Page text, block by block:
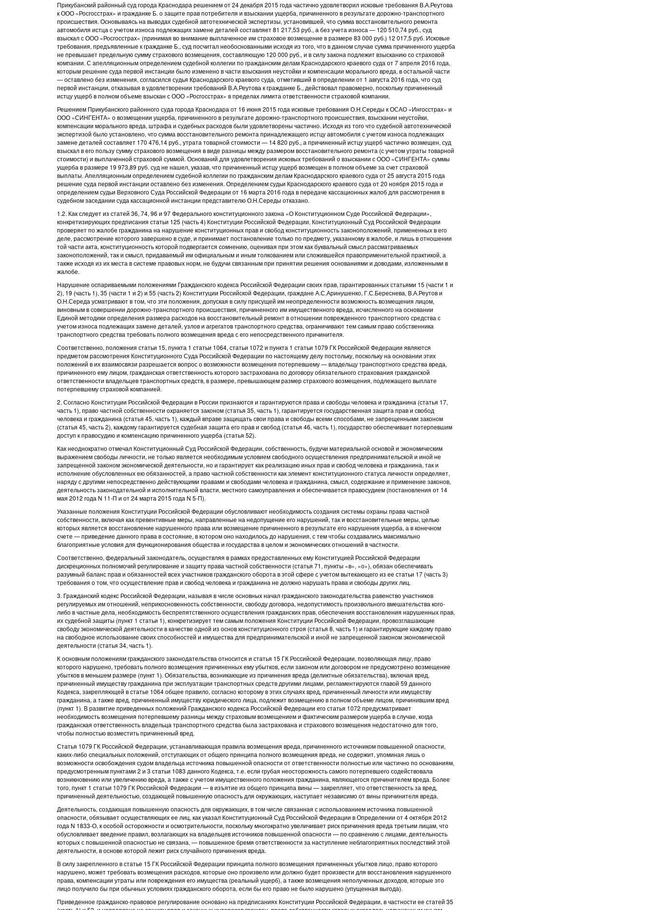
Прикубанский районный суд города Краснодара решением от 24 декабря 2015 года частично удовлетворил исковые требования В.А.Реутова
к ООО «Росгосстрах» и гражданке Б. о защите прав потребителя и взыскании ущерба, причиненного в результате дорожно-транспортного
происшествия. Основываясь на выводах судебной автотехнической экспертизы, установившей, что сумма восстановительного ремонта
автомобиля истца с учетом износа подлежащих замене деталей составляет 81 217,53 руб., а без учета износа — 120 510,74 руб., суд
взыскал с ООО «Росгосстрах» (принимая во внимание выплаченное им страховое возмещение в размере 83 000 руб.) 12 017,5 руб. Исковые
требования, предъявленные к гражданке Б., суд посчитал необоснованными исходя из того, что в данном случае сумма причиненного ущерба
не превышает предельную сумму страхового возмещения, составляющую 120 000 руб., и в силу закона подлежит взысканию со страховой
компании. С апелляционным определением судебной коллегии по гражданским делам Краснодарского краевого суда от 7 апреля 2016 года,
которым решение суда первой инстанции было изменено в части взыскания неустойки и компенсации морального вреда, в остальной части
— оставлено без изменения, согласился судья Краснодарского краевого суда, отметивший в определении от 1 августа 2016 года, что суд
первой инстанции, отказывая в удовлетворении требований В.А.Реутова к гражданке Б., действовал правомерно, поскольку причиненный
истцу ущерб в полном объеме взыскан с ООО «Росгосстрах» в пределах лимита ответственности страховой компании.
Решением Прикубанского районного суда города Краснодара от 16 июня 2015 года исковые требования О.Н.Середы к ОСАО «Ингосстрах» и
ООО «СИНГЕНТА» о возмещении ущерба, причиненного в результате дорожно-транспортного происшествия, взыскании неустойки,
компенсации морального вреда, штрафа и судебных расходов были удовлетворены частично. Исходя из того что судебной автотехнической
экспертизой было установлено, что сумма восстановительного ремонта принадлежащего истцу автомобиля с учетом износа подлежащих
замене деталей составляет 170 476,14 руб., утрата товарной стоимости — 14 820 руб., а причиненный истцу ущерб частично возмещен, суд
взыскал в его пользу сумму страхового возмещения в виде разницы между размером восстановительного ремонта (с учетом утраты товарной
стоимости) и выплаченной страховой суммой. Оснований для удовлетворения исковых требований о взыскании с ООО «СИНГЕНТА» суммы
ущерба в размере 19 973,89 руб. суд не нашел, указав, что причиненный истцу ущерб возмещен в полном объеме за счет страховой
выплаты. Апелляционным определением судебной коллегии по гражданским делам Краснодарского краевого суда от 25 августа 2015 года
решение суда первой инстанции оставлено без изменения. Определением судьи Краснодарского краевого суда от 20 ноября 2015 года и
определением судьи Верховного Суда Российской Федерации от 16 марта 2016 года в передаче кассационных жалоб для рассмотрения в
судебном заседании суда кассационной инстанции представителю О.Н.Середы отказано.
1.2. Как следует из статей 36, 74, 96 и 97 Федерального конституционного закона «О Конституционном Суде Российской Федерации»,
конкретизирующих предписания статьи 125 (часть 4) Конституции Российской Федерации, Конституционный Суд Российской Федерации
проверяет по жалобе гражданина на нарушение конституционных прав и свобод конституционность законоположений, примененных в его
деле, рассмотрение которого завершено в суде, и принимает постановление только по предмету, указанному в жалобе, и лишь в отношении
той части акта, конституционность которой подвергается сомнению, оценивая при этом как буквальный смысл рассматриваемых
законоположений, так и смысл, придаваемый им официальным и иным толкованием или сложившейся правоприменительной практикой, а
также исходя из их места в системе правовых норм, не будучи связанным при принятии решения основаниями и доводами, изложенными в
жалобе.
Нарушение оспариваемыми положениями Гражданского кодекса Российской Федерации своих прав, гарантированных статьями 15 (части 1 и
2), 19 (часть 1), 35 (части 1 и 2) и 55 (часть 2) Конституции Российской Федерации, граждане А.С.Аринушенко, Г.С.Береснева, В.А.Реутов и
О.Н.Середа усматривают в том, что эти положения, допуская в силу присущей им неопределенности возможность возмещения лицом,
виновным в совершении дорожно-транспортного происшествия, причиненного им имущественного вреда, исчисленного на основании
Единой методики определения размера расходов на восстановительный ремонт в отношении поврежденного транспортного средства с
учетом износа подлежащих замене деталей, узлов и агрегатов транспортного средства, ограничивают тем самым право собственника
транспортного средства требовать полного возмещения вреда с его непосредственного причинителя.
Соответственно, положения статьи 15, пункта 1 статьи 1064, статьи 1072 и пункта 1 статьи 1079 ГК Российской Федерации являются
предметом рассмотрения Конституционного Суда Российской Федерации по настоящему делу постольку, поскольку на основании этих
положений в их взаимосвязи разрешается вопрос о возможности возмещения потерпевшему — владельцу транспортного средства вреда,
причиненного ему лицом, гражданская ответственность которого застрахована по договору обязательного страхования гражданской
ответственности владельцев транспортных средств, в размере, превышающем размер страхового возмещения, подлежащего выплате
потерпевшему страховой компанией.
2. Согласно Конституции Российской Федерации в России признаются и гарантируются права и свободы человека и гражданина (статья 17,
часть 1), право частной собственности охраняется законом (статья 35, часть 1), гарантируется государственная защита прав и свобод
человека и гражданина (статья 45, часть 1), каждый вправе защищать свои права и свободы всеми способами, не запрещенными законом
(статья 45, часть 2), каждому гарантируется судебная защита его прав и свобод (статья 46, часть 1), государство обеспечивает потерпевшим
доступ к правосудию и компенсацию причиненного ущерба (статья 52).
Как неоднократно отмечал Конституционный Суд Российской Федерации, собственность, будучи материальной основой и экономическим
выражением свободы личности, не только является необходимым условием свободного осуществления предпринимательской и иной не
запрещенной законом экономической деятельности, но и гарантирует как реализацию иных прав и свобод человека и гражданина, так и
исполнение обусловленных ею обязанностей, а право частной собственности как элемент конституционного статуса личности определяет,
наряду с другими непосредственно действующими правами и свободами человека и гражданина, смысл, содержание и применение законов,
деятельность законодательной и исполнительной власти, местного самоуправления и обеспечивается правосудием (постановления от 14
мая 2012 года N 11-П и от 24 марта 2015 года N 5-П).
Указанные положения Конституции Российской Федерации обусловливают необходимость создания системы охраны права частной
собственности, включая как превентивные меры, направленные на недопущение его нарушений, так и восстановительные меры, целью
которых является восстановление нарушенного права или возмещение причиненного в результате его нарушения ущерба, а в конечном
счете — приведение данного права в состояние, в котором оно находилось до нарушения, с тем чтобы создавались максимально
благоприятные условия для функционирования общества и государства в целом и экономических отношений в частности.
Соответственно, федеральный законодатель, осуществляя в рамках предоставленных ему Конституцией Российской Федерации
дискреционных полномочий регулирование и защиту права частной собственности (статья 71, пункты «в», «о»), обязан обеспечивать
разумный баланс прав и обязанностей всех участников гражданского оборота в этой сфере с учетом вытекающего из ее статьи 17 (часть 3)
требования о том, что осуществление прав и свобод человека и гражданина не должно нарушать права и свободы других лиц.
3. Гражданский кодекс Российской Федерации, называя в числе основных начал гражданского законодательства равенство участников
регулируемых им отношений, неприкосновенность собственности, свободу договора, недопустимость произвольного вмешательства кого-
либо в частные дела, необходимость беспрепятственного осуществления гражданских прав, обеспечения восстановления нарушенных прав,
их судебной защиты (пункт 1 статьи 1), конкретизирует тем самым положения Конституции Российской Федерации, провозглашающие
свободу экономической деятельности в качестве одной из основ конституционного строя (статья 8, часть 1) и гарантирующие каждому право
на свободное использование своих способностей и имущества для предпринимательской и иной не запрещенной законом экономической
деятельности (статья 34, часть 1).
К основным положениям гражданского законодательства относится и статья 15 ГК Российской Федерации, позволяющая лицу, право
которого нарушено, требовать полного возмещения причиненных ему убытков, если законом или договором не предусмотрено возмещение
убытков в меньшем размере (пункт 1). Обязательства, возникающие из причинения вреда (деликтные обязательства), включая вред,
причиненный имуществу гражданина при эксплуатации транспортных средств другими лицами, регламентируются главой 59 данного
Кодекса, закрепляющей в статье 1064 общее правило, согласно которому в этих случаях вред, причиненный личности или имуществу
гражданина, а также вред, причиненный имуществу юридического лица, подлежит возмещению в полном объеме лицом, причинившим вред
(пункт 1). В развитие приведенных положений Гражданского кодекса Российской Федерации его статья 1072 предусматривает
необходимость возмещения потерпевшему разницы между страховым возмещением и фактическим размером ущерба в случае, когда
гражданская ответственность владельца транспортного средства была застрахована и страхового возмещения недостаточно для того,
чтобы полностью возместить причиненный вред.
Статья 1079 ГК Российской Федерации, устанавливающая правила возмещения вреда, причиненного источником повышенной опасности,
каких-либо специальных положений, отступающих от общего принципа полного возмещения вреда, не содержит, упоминая лишь о
возможности освобождения судом владельца источника повышенной опасности от ответственности полностью или частично по основаниям,
предусмотренным пунктами 2 и 3 статьи 1083 данного Кодекса, т.е. если грубая неосторожность самого потерпевшего содействовала
возникновению или увеличению вреда, а также с учетом имущественного положения гражданина, являющегося причинителем вреда. Более
того, пункт 1 статьи 1079 ГК Российской Федерации — в изъятие из общего принципа вины — закрепляет, что ответственность за вред,
причиненный деятельностью, создающей повышенную опасность для окружающих, наступает независимо от вины причинителя вреда.
Деятельность, создающая повышенную опасность для окружающих, в том числе связанная с использованием источника повышенной
опасности, обязывает осуществляющих ее лиц, как указал Конституционный Суд Российской Федерации в Определении от 4 октября 2012
года N 1833-О, к особой осторожности и осмотрительности, поскольку многократно увеличивает риск причинения вреда третьим лицам, что
обусловливает введение правил, возлагающих на владельцев источников повышенной опасности — по сравнению с лицами, деятельность
которых с повышенной опасностью не связана, — повышенное бремя ответственности за наступление неблагоприятных последствий этой
деятельности, в основе которой лежит риск случайного причинения вреда.
В силу закрепленного в статье 15 ГК Российской Федерации принципа полного возмещения причиненных убытков лицо, право которого
нарушено, может требовать возмещения расходов, которые оно произвело или должно будет произвести для восстановления нарушенного
права, компенсации утраты или повреждения его имущества (реальный ущерб), а также возмещения неполученных доходов, которые это
лицо получило бы при обычных условиях гражданского оборота, если бы его право не было нарушено (упущенная выгода).
Приведенное гражданско-правовое регулирование основано на предписаниях Конституции Российской Федерации, в частности ее статей 35